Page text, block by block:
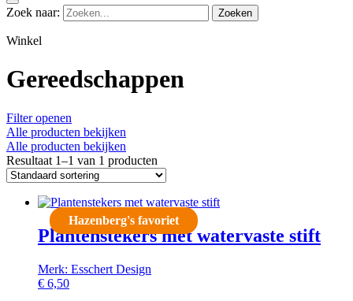
Zoek naar:
Winkel
Gereedschappen
Filter openen
Alle producten bekijken
Alle producten bekijken
Resultaat 1–1 van 1 producten
Hazenberg's favoriet
Plantenstekers met watervaste stift
Merk: Esschert Design
€ 6,50